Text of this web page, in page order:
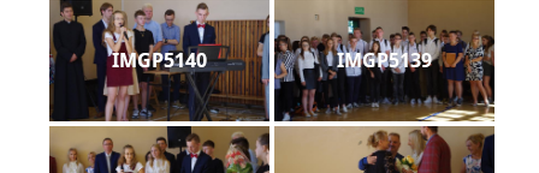
IMGP5140 IMGP5139